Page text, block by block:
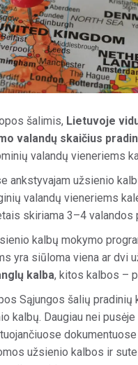
šalimis, Lietuvoje
valandų skaičius
valandų vieneriems
ankstyvajam užsienio
valandų vieneriems
skiriama 3–4 valandos
kalbų mokymo
yra siūloma viena ar dvi
kalba, kitos kalbos –
Sąjungos šalių
kalbų. Daugiau nei
užsienio kalbos ir